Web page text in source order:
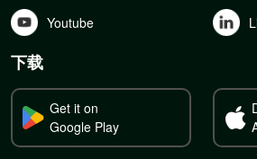
Youtube
下载
Get it on
Google Play